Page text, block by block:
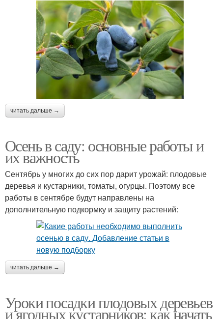
читать дальше →
Осень в саду: основные работы и
их важность
Сентябрь у многих до сих пор дарит урожай: плодовые
деревья и кустарники, томаты, огурцы. Поэтому все
работы в сентябре будут направлены на
дополнительную подкормку и защиту растений:
читать дальше →
Уроки посадки плодовых деревьев
и ягодных кустарников: как начать